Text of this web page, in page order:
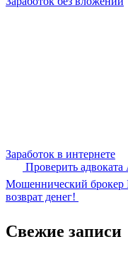
Заработок в интернете
Проверить
Мошеннический брокер
возврат денег!
Свежие записи